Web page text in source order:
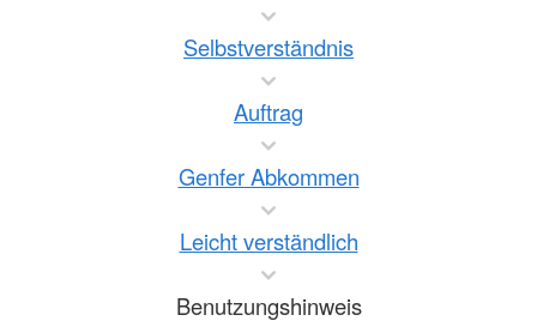
Selbstverständnis
Auftrag
Genfer Abkommen
Leicht verständlich
Benutzungshinweis